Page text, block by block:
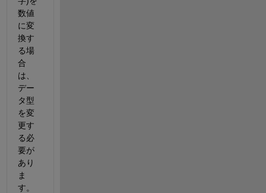
数値
に変
換す
る場
合
は、
デー
タ型
を変
更す
る必
要が
あり
ま
す。